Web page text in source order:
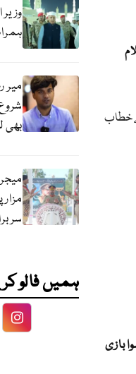
خطاب
بازی
میر
بھی
ہمیں فالو
Facebook